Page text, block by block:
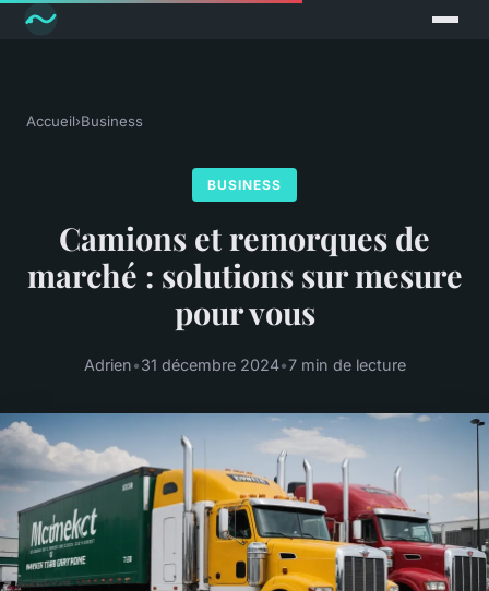
Accueil›Business
BUSINESS
Camions et remorques de
marché : solutions sur mesure
pour vous
Adrien•31 décembre 2024•7 min de lecture